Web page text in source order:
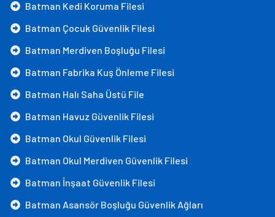
Batman Kedi Koruma Filesi
Batman Çocuk Güvenlik Filesi
Batman Merdiven Boşluğu Filesi
Batman Fabrika Kuş Önleme Filesi
Batman Halı Saha Üstü File
Batman Havuz Güvenlik Filesi
Batman Okul Güvenlik Filesi
Batman Okul Merdiven Güvenlik Filesi
Batman İnşaat Güvenlik Filesi
Batman Asansör Boşluğu Güvenlik Ağları